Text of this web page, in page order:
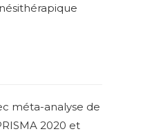
méta-analyse de
2020 et